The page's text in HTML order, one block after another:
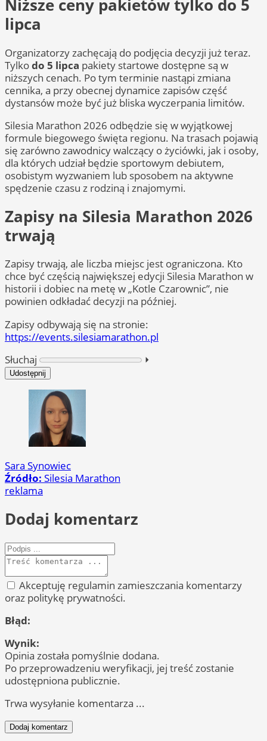
Niższe ceny pakietów tylko do 5
lipca
Organizatorzy zachęcają do podjęcia decyzji już teraz.
Tylkodo 5 lipca pakiety startowe dostępne są w
niższych cenach. Po tym terminie nastąpi zmiana
cennika, a przy obecnej dynamice zapisów część
dystansów może być już bliska wyczerpania limitów.
Silesia Marathon 2026 odbędzie się w wyjątkowej
formule biegowego święta regionu. Na trasach pojawią
się zarówno zawodnicy walczący o życiówki, jak i osoby,
dla których udział będzie sportowym debiutem,
osobistym wyzwaniem lub sposobem na aktywne
spędzenie czasu z rodziną i znajomymi.
Zapisy na Silesia Marathon 2026
trwają
Zapisy trwają, ale liczba miejsc jest ograniczona. Kto
chce być częścią największej edycji Silesia Marathon w
historii i dobiec na metę w „Kotle Czarownic”, nie
powinien odkładać decyzji na później.
Zapisy odbywają się na stronie:
https://events.silesiamarathon.pl
Słuchaj
⏵︎
Udostępnij
Sara Synowiec
Źródło: Silesia Marathon
reklama
Dodaj komentarz
Akceptuję regulamin zamieszczania komentarzy
oraz politykę prywatności.
Błąd:
Wynik:
Opinia została pomyślnie dodana.
Po przeprowadzeniu weryfikacji, jej treść zostanie
udostępniona publicznie.
Trwa wysyłanie komentarza ...
Dodaj komentarz